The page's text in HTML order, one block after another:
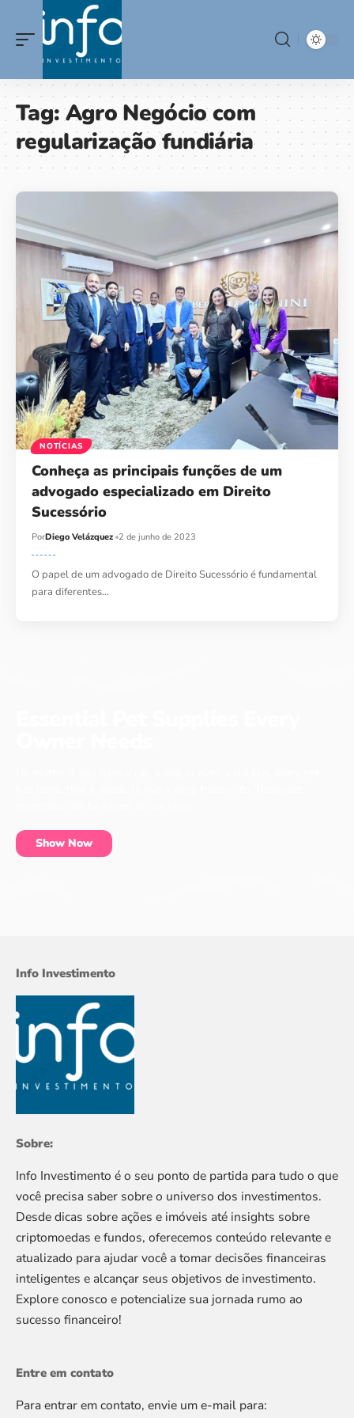
Tag:Agro Negócio com
regularização fundiária
NOTÍCIAS
Conheça as principais funções de um
advogado especializado em Direito
Sucessório
PorDiego Velázquez 2 de junho de 2023
O papel de um advogado de Direito Sucessório é fundamental
para diferentes…
Show Now
Info Investimento
Sobre:
Info Investimento é o seu ponto de partida para tudo o que
você precisa saber sobre o universo dos investimentos.
Desde dicas sobre ações e imóveis até insights sobre
criptomoedas e fundos, oferecemos conteúdo relevante e
atualizado para ajudar você a tomar decisões financeiras
inteligentes e alcançar seus objetivos de investimento.
Explore conosco e potencialize sua jornada rumo ao
sucesso financeiro!
Entre em contato
Para entrar em contato, envie um e-mail para: